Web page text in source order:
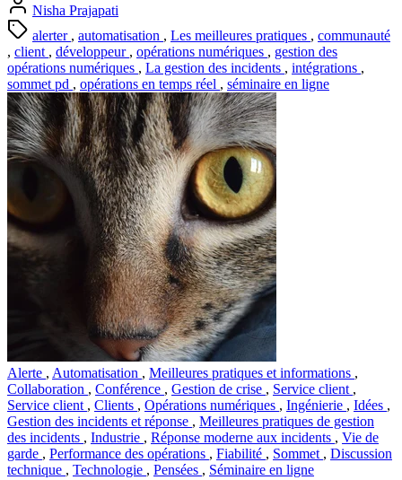
Nisha Prajapati
alerter , automatisation , Les meilleures pratiques , communauté
, client , développeur , opérations numériques , gestion des
opérations numériques , La gestion des incidents , intégrations ,
sommet pd , opérations en temps réel , séminaire en ligne
Alerte , Automatisation , Meilleures pratiques et informations ,
Collaboration , Conférence , Gestion de crise , Service client ,
Service client , Clients , Opérations numériques , Ingénierie , Idées ,
Gestion des incidents et réponse , Meilleures pratiques de gestion
des incidents , Industrie , Réponse moderne aux incidents , Vie de
garde , Performance des opérations , Fiabilité , Sommet , Discussion
technique , Technologie , Pensées , Séminaire en ligne